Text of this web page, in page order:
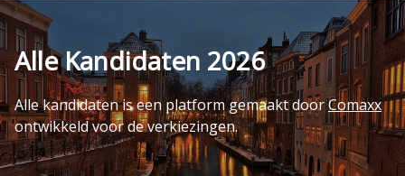
Alle Kandidaten 2026
Alle kandidaten is een platform gemaakt doorComaxx
ontwikkeld voor de verkiezingen.